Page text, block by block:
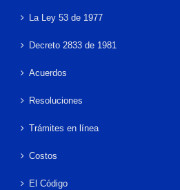
La Ley 53 de 1977
Decreto 2833 de 1981
Acuerdos
Resoluciones
Trámites en línea
Costos
El Código